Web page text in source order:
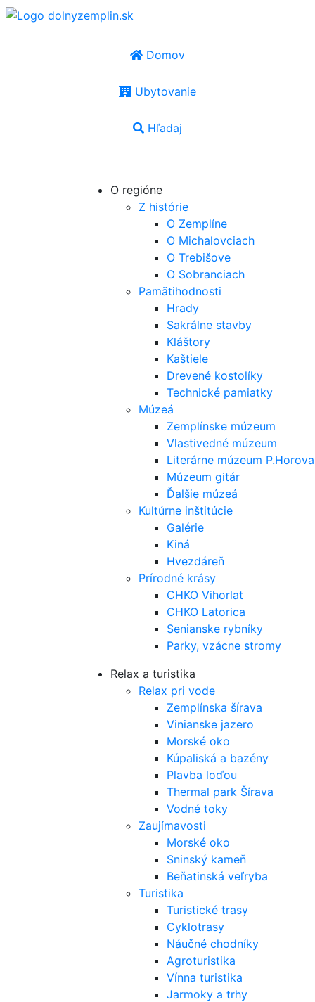
Domov
Ubytovanie
Hľadaj
O regióne
Z histórie
O Zemplíne
O Michalovciach
O Trebišove
O Sobranciach
Pamätihodnosti
Hrady
Sakrálne stavby
Kláštory
Kaštiele
Drevené kostolíky
Technické pamiatky
Múzeá
Zemplínske múzeum
Vlastivedné múzeum
Literárne múzeum P.Horova
Múzeum gitár
Ďalšie múzeá
Kultúrne inštitúcie
Galérie
Kiná
Hvezdáreň
Prírodné krásy
CHKO Vihorlat
CHKO Latorica
Senianske rybníky
Parky, vzácne stromy
Relax a turistika
Relax pri vode
Zemplínska šírava
Vinianske jazero
Morské oko
Kúpaliská a bazény
Plavba loďou
Thermal park Šírava
Vodné toky
Zaujímavosti
Morské oko
Sninský kameň
Beňatinská veľryba
Turistika
Turistické trasy
Cyklotrasy
Náučné chodníky
Agroturistika
Vínna turistika
Jarmoky a trhy